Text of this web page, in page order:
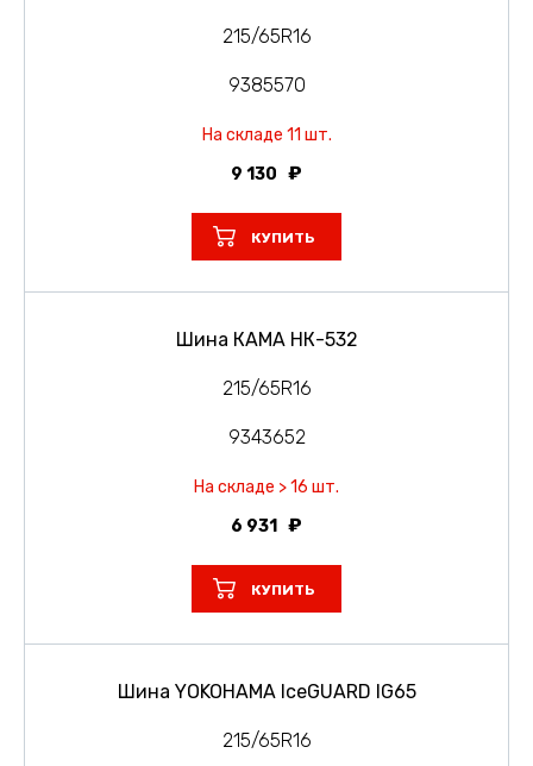
215/65R16
9385570
На складе 11 шт.
9 130
КУПИТЬ
Шина КАМА НК-532
215/65R16
9343652
На складе > 16 шт.
6 931
КУПИТЬ
Шина YOKOHAMA IceGUARD IG65
215/65R16